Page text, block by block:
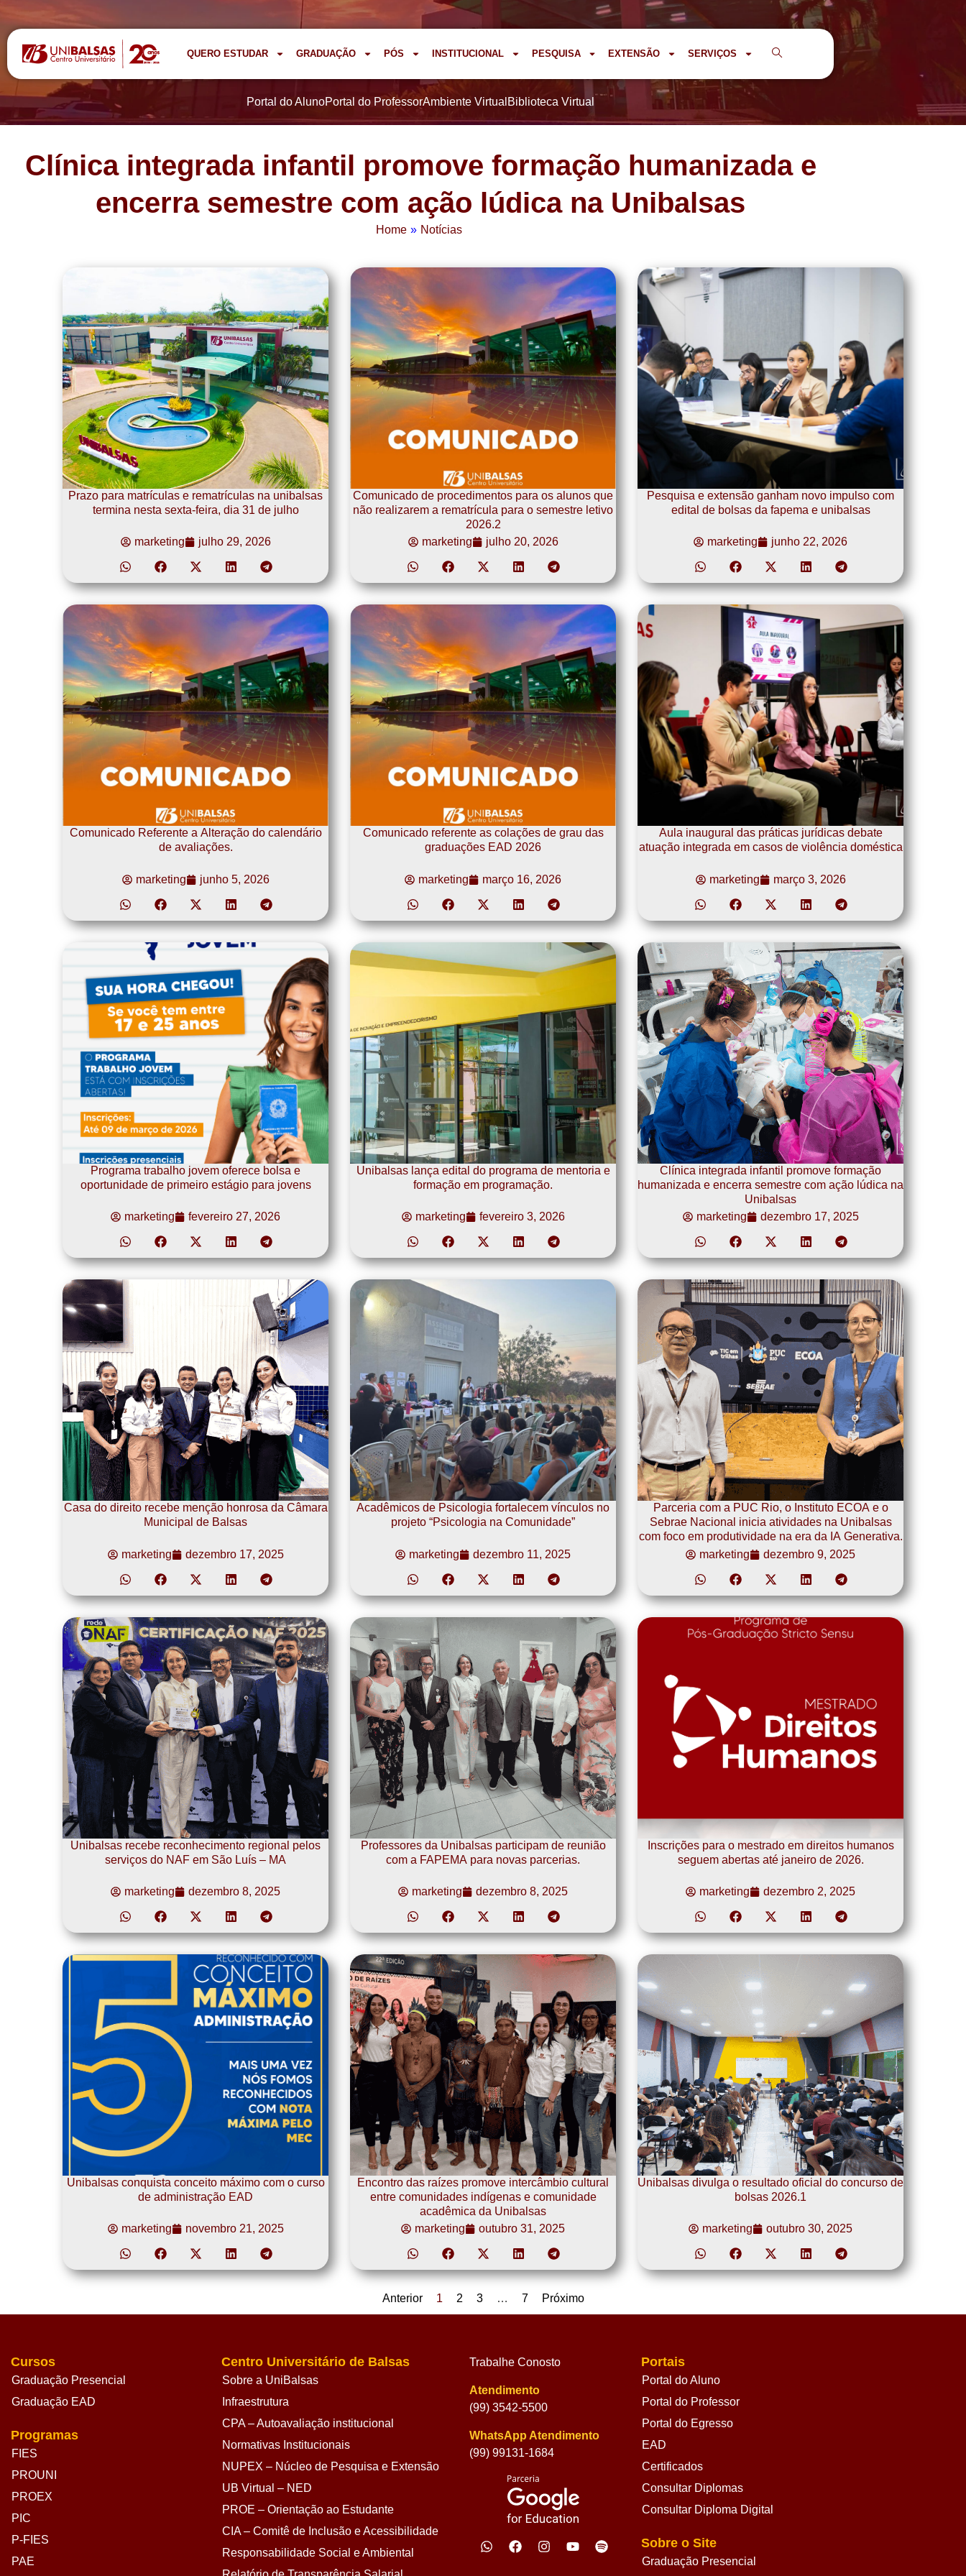
QUERO ESTUDAR GRADUAÇÃO PÓS INSTITUCIONAL PESQUISA EXTENSÃO SERVIÇOS
Portal do AlunoPortal do ProfessorAmbiente Virtual Biblioteca Virtual
Clínica integrada infantil promove formação humanizada e
encerra semestre com ação lúdica na Unibalsas
Home » Notícias
Prazo para matrículas e rematrículas na unibalsas
termina nesta sexta-feira, dia 31 de julho
marketing julho 29, 2026
Comunicado de procedimentos para os alunos que
não realizarem a rematrícula para o semestre letivo
2026.2
marketing
julho 20, 2026
Pesquisa e extensão ganham novo impulso com
edital de bolsas da fapema e unibalsas
marketing junho 22, 2026
Comunicado Referente a Alteração do calendário
de avaliações.
marketing junho 5, 2026
Comunicado referente as colações de grau das
graduações EAD 2026
marketing março 16, 2026
Aula inaugural das práticas jurídicas debate
atuação integrada em casos de violência doméstica
marketing março 3, 2026
Programa trabalho jovem oferece bolsa e
oportunidade de primeiro estágio para jovens
marketing fevereiro 27, 2026
Unibalsas lança edital do programa de mentoria e
formação em programação.
marketing fevereiro 3, 2026
Clínica integrada infantil promove formação
humanizada e encerra semestre com ação lúdica na
Unibalsas
marketing
dezembro 17, 2025
Casa do direito recebe menção honrosa da Câmara
Municipal de Balsas
marketing dezembro 17, 2025
Acadêmicos de Psicologia fortalecem vínculos no
projeto “Psicologia na Comunidade”
marketing dezembro 11, 2025
Parceria com a PUC Rio, o Instituto ECOA e o
Sebrae Nacional inicia atividades na Unibalsas
com foco em produtividade na era da IA Generativa.
marketing
dezembro 9, 2025
Unibalsas recebe reconhecimento regional pelos
serviços do NAF em São Luís – MA
marketing dezembro 8, 2025
Professores da Unibalsas participam de reunião
com a FAPEMA para novas parcerias.
marketing dezembro 8, 2025
Inscrições para o mestrado em direitos humanos
seguem abertas até janeiro de 2026.
marketing dezembro 2, 2025
Unibalsas conquista conceito máximo com o curso
de administração EAD
marketing novembro 21, 2025
Encontro das raízes promove intercâmbio cultural
entre comunidades indígenas e comunidade
acadêmica da Unibalsas
marketing
outubro 31, 2025
Unibalsas divulga o resultado oficial do concurso de
bolsas 2026.1
marketing outubro 30, 2025
Anterior 1 2 3 … 7 Próximo
Cursos
Graduação Presencial
Graduação EAD
Programas
FIES
PROUNI
PROEX
PIC
P-FIES
PAE
Centro Universitário de Balsas
Sobre a UniBalsas
Infraestrutura
CPA – Autoavaliação institucional
Normativas Institucionais
NUPEX – Núcleo de Pesquisa e Extensão
UB Virtual – NED
PROE – Orientação ao Estudante
CIA – Comitê de Inclusão e Acessibilidade
Responsabilidade Social e Ambiental
Trabalhe Conosto
Atendimento
(99) 3542-5500
WhatsApp Atendimento
(99) 99131-1684
Portais
Portal do Aluno
Portal do Professor
Portal do Egresso
EAD
Certificados
Consultar Diplomas
Consultar Diploma Digital
Sobre o Site
Graduação Presencial